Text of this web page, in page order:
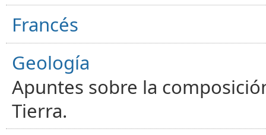
Francés
Geología
Apuntes sobre la
Tierra.